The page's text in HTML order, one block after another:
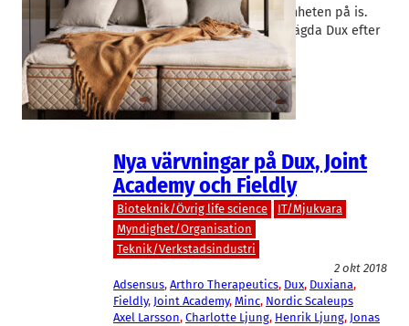
Röda siffror och hotellverksamheten på is.
Det blåser motvind för familjeägda Dux efter
de glada pandemiåren.
Nya värvningar på Dux, Joint
Academy och Fieldly
Bioteknik/Övrig life science
IT/Mjukvara
Myndighet/Organisation
Teknik/Verkstadsindustri
2 okt 2018
Adsensus, Arthro Therapeutics, Dux, Duxiana
Fieldly, Joint Academy, Minc, Nordic Scaleups
Axel Larsson, Charlotte Ljung, Henrik Ljung, Jonas